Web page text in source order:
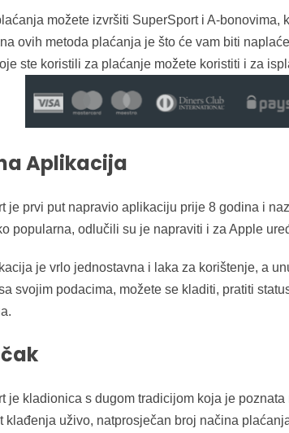
možete izvršiti SuperSport i A-
ovih metoda plaćanja je što će vam biti
ste koristili za plaćanje možete koristiti i za
Aplikacija
je prvi put napravio aplikaciju prije 8 godina i
popularna, odlučili su je napraviti i za Apple
je vrlo jednostavna i laka za korištenje, a
svojim podacima, možete se kladiti, pratiti
je kladionica s dugom tradicijom koja je
klađenja uživo, natprosječan broj načina